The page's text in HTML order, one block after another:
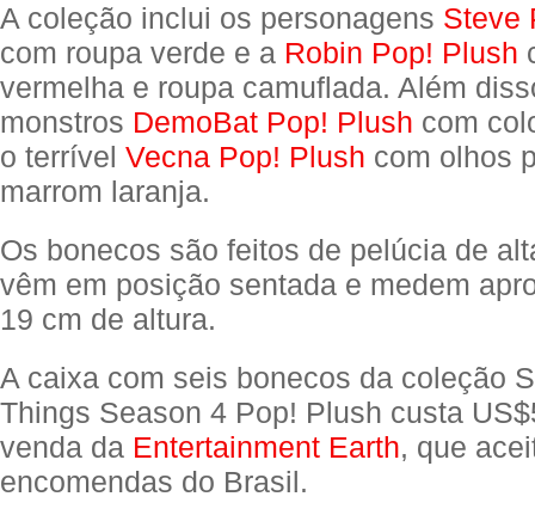
A coleção inclui os personagens Steve
com roupa verde e a Robin Pop! Plush
vermelha e roupa camuflada. Além
monstros DemoBat Pop! Plush com
o terrível Vecna Pop! Plush com olhos
marrom laranja.
Os bonecos são feitos de pelúcia de
vêm em posição sentada e medem
19 cm de altura.
A caixa com seis bonecos da coleção
Things Season 4 Pop! Plush custa
venda da Entertainment Earth, que
encomendas do Brasil.